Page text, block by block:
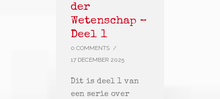
der
Wetenschap –
Deel 1
0 COMMENTS /
17 DECEMBER 2025
Dit is deel 1 van
een serie over